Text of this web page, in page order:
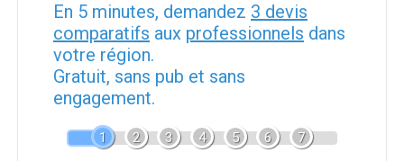
En 5 minutes, demandez 3 devis
comparatifs aux professionnels dans
votre région.
Gratuit, sans pub et sans
engagement.
1 2 3 4 5 6 7